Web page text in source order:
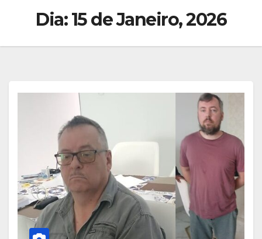
Dia:15 de Janeiro, 2026